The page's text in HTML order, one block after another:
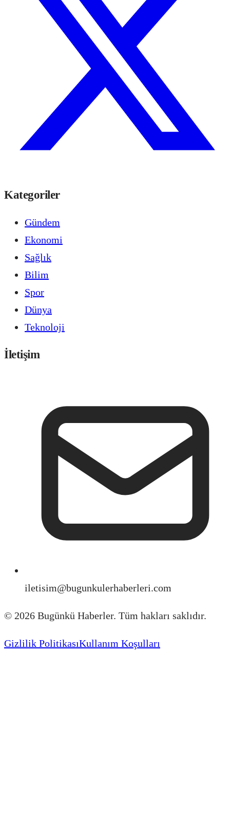
Kategoriler
Gündem
Ekonomi
Sağlık
Bilim
Spor
Dünya
Teknoloji
İletişim
iletisim@bugunkulerhaberleri.com
© 2026 Bugünkü Haberler. Tüm hakları saklıdır.
Gizlilik PolitikasıKullanım Koşulları